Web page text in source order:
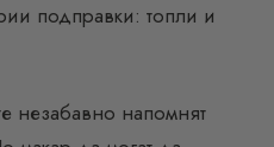
подправки: топли и
незабавно напомнят